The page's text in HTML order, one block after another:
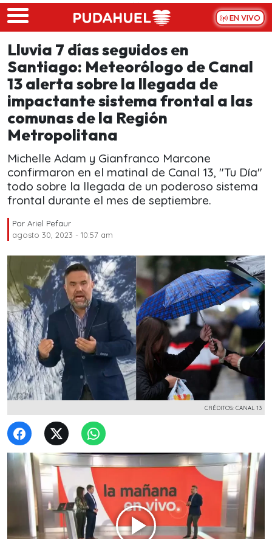
Skip to main content
EN VIVO
Lluvia 7 días seguidos en
Santiago: Meteorólogo de Canal
13 alerta sobre la llegada de
impactante sistema frontal a las
comunas de la Región
Metropolitana
Michelle Adam y Gianfranco Marcone
confirmaron en el matinal de Canal 13, "Tu Día"
todo sobre la llegada de un poderoso sistema
frontal durante el mes de septiembre.
Por Ariel Pefaur
agosto 30, 2023 - 10:57 am
CRÉDITOS: CANAL 13